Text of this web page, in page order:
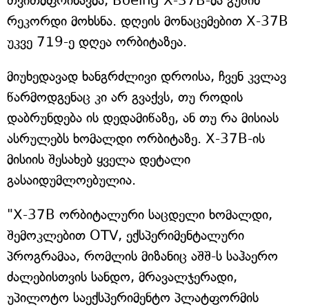
რეკორდი მოხსნა. დღეის მონაცემებით X-37B
უკვე 719-ე დღეა ორბიტაზეა.
მიუხედავად ხანგრძლივი დროისა, ჩვენ კვლავ
წარმოდგენაც კი არ გვაქვს, თუ როდის
დაბრუნდება ის დედამიწაზე, ან თუ რა მისიას
ასრულებს ხომალდი ორბიტაზე. X-37B-ის
მისიის შესახებ ყველა დეტალი
გასაიდუმლოებულია.
"X-37B ორბიტალური საცდელი ხომალდი,
შემოკლებით OTV, ექსპერიმენტალური
პროგრამაა, რომლის მიზანიც აშშ-ს საჰაერო
ძალებისთვის სანდო, მრავალჯერადი,
უპილოტო საექსპერიმენტო პლატფორმის